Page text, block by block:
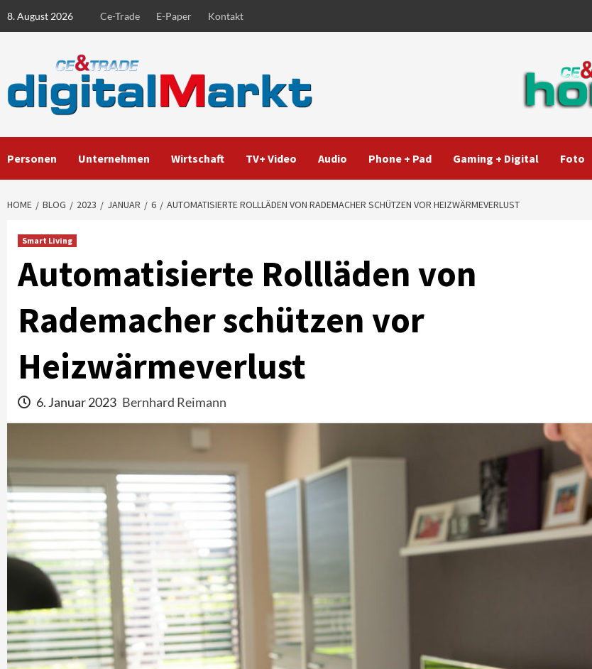
8. August 2026 Ce-Trade E-Paper Kontakt
Personen Unternehmen Wirtschaft TV+ Video Audio Phone + Pad Gaming + Digital Foto
HOME BLOG 2023 JANUAR 6 AUTOMATISIERTE ROLLLÄDEN VON RADEMACHER SCHÜTZEN VOR HEIZWÄRMEVERLUST
Smart Living
Automatisierte Rollläden von
Rademacher schützen vor
Heizwärmeverlust
6. Januar 2023 Bernhard Reimann